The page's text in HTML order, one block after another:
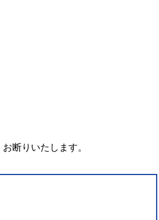
断りいたします。